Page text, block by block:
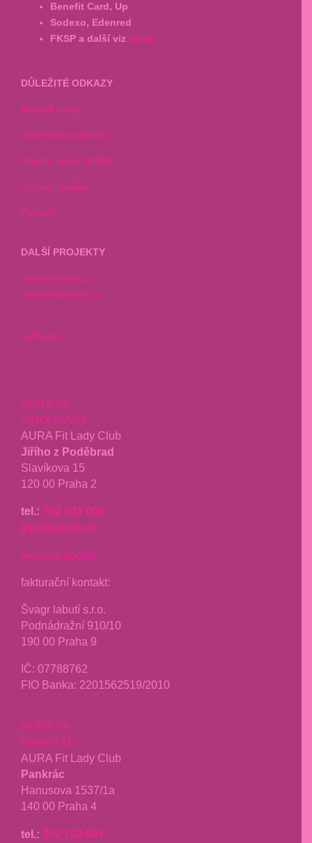
Benefit Card, Up
Sodexo, Edenred
FKSP a další viz ceník
DŮLEŽITÉ ODKAZY
Napsali o nás
Obchodní podmínky
Osobní údaje GDPR
Zásady cookies
Partneři
DALŠÍ PROJEKTY
www.kruhovy.cz
www.betterbelly.cz
selfness.cz
AURA P2
VINOHRADY
AURA Fit Lady Club
Jiřího z Poděbrad
Slavíkova 15
120 00 Praha 2
tel.: 702 021 000
jzp@aurafit.cz
recenze google
fakturační kontakt:
Švagr labutí s.r.o.
Podnádražní 910/10
190 00 Praha 9
IČ: 07788762
FIO Banka: 2201562519/2010
AURA P4
PANKRÁC
AURA Fit Lady Club
Pankrác
Hanusova 1537/1a
140 00 Praha 4
tel.: 702 162 991